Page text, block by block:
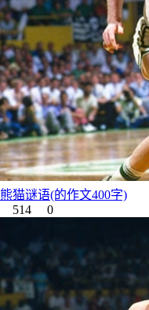
熊猫谜语(的作文400字)
514
0